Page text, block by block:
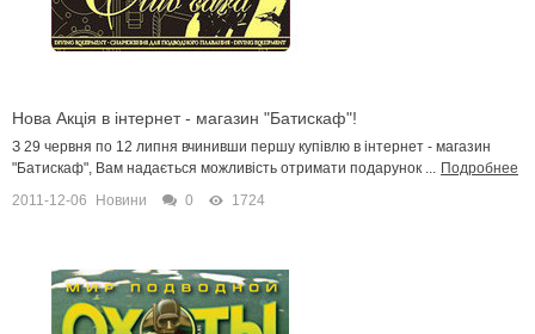
Нова Акція в інтернет - магазин "Батискаф"!
З 29 червня по 12 липня вчинивши першу купівлю в інтернет - магазин
"Батискаф", Вам надається можливість отримати подарунок ... Подробнее
2011-12-06
Новини 0 1724